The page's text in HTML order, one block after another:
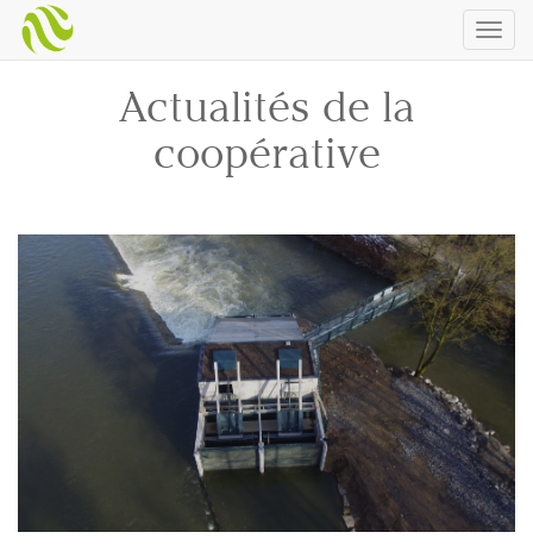
Actualités de la
coopérative